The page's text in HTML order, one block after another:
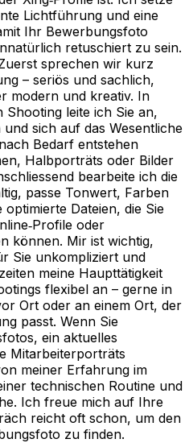
Lichtführung und eine
Ihr Bewerbungsfoto
retuschiert zu sein.
sprechen wir kurz
– seriös und sachlich,
modern und kreativ. In
Shooting leite ich Sie an,
sich auf das Wesentliche
Bedarf entstehen
Halbporträts oder Bilder
bearbeite ich die
passe Tonwert, Farben
Dateien, die Sie
oder
können. Mir ist wichtig,
Sie unkompliziert und
meine Haupttätigkeit
flexibel an – gerne in
Ort oder an einem Ort, der
passt. Wenn Sie
ein aktuelles
Mitarbeiterporträts
meiner Erfahrung im
technischen Routine und
Ich freue mich auf Ihre
reicht oft schon, um den
zu finden.